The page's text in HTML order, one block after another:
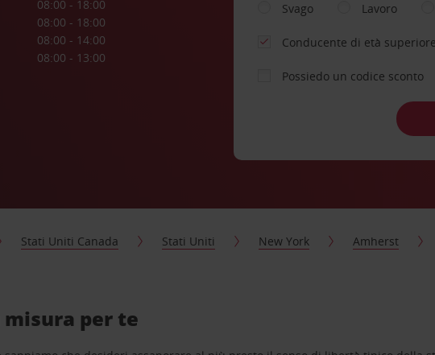
08:00 - 18:00
08:00 - 18:00
08:00 - 14:00
08:00 - 13:00
Svago
Lavoro
Conducente di età
Possiedo un codice sconto
Stati Uniti Canada Stati Uniti New York Amherst
per te